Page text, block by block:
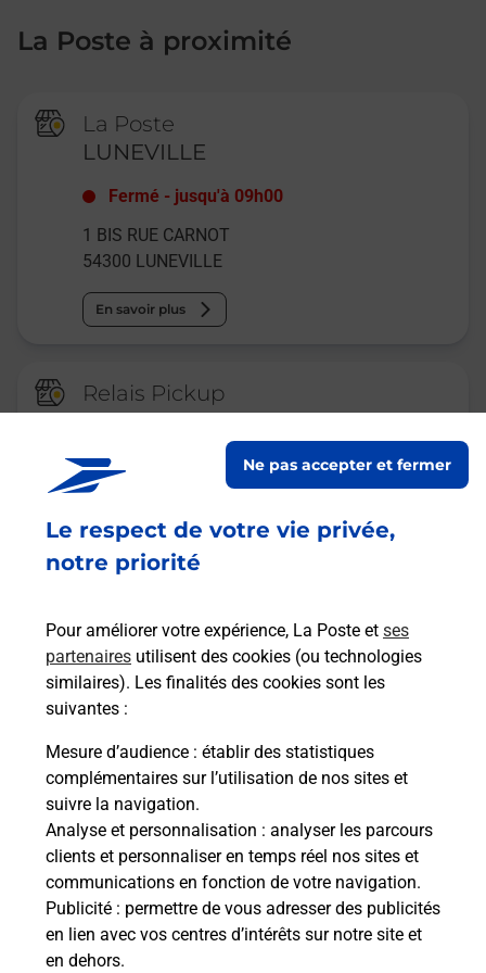
Le respect de votre vie privée,
notre priorité
Pour améliorer votre expérience, La Poste et ses
partenaires utilisent des cookies (ou technologies
similaires). Les finalités des cookies sont les
suivantes :
Mesure d’audience : établir des statistiques
complémentaires sur l’utilisation de nos sites et
suivre la navigation.
Analyse et personnalisation : analyser les parcours
clients et personnaliser en temps réel nos sites et
communications en fonction de votre navigation.
Publicité : permettre de vous adresser des publicités
en lien avec vos centres d’intérêts sur notre site et
en dehors.
Ne pas accepter et fermer
La Poste à proximité
La Poste
LUNEVILLE
Fermé - jusqu'à 09h00
1 BIS RUE CARNOT
54300 LUNEVILLE
En savoir plus
Relais Pickup
CARREFOUR EXPRESS
jusqu'à 08h00
23 RUE BANAUDON
54300 LUNEVILLE
Malin !
La Poste
en ligne
Ouvert 24h/24
En savoir plus